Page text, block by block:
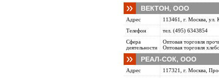
ВЕКТОН, ООО
Адрес
113461, г. Москва, ул.
Телефон
тел. (495) 6343854
Сфера
деятельности
Оптовая торговля
Оптовая торговля
РЕАЛ-СОК, ООО
Адрес
117321, г. Москва,